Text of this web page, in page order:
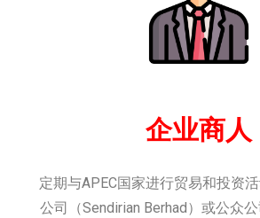
企业商人
定期与APEC国家进行贸易和投资
公司（Sendirian Berhad）或公众